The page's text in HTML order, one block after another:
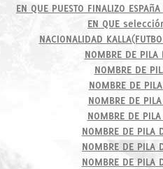
EN QUE PUESTO FINALIZO
EN QUE
NACIONALIDAD
NOMBRE DE PILA
NOMBRE DE
NOMBRE DE
NOMBRE DE
NOMBRE DE
NOMBRE DE PILA
NOMBRE DE PILA
NOMBRE DE PILA